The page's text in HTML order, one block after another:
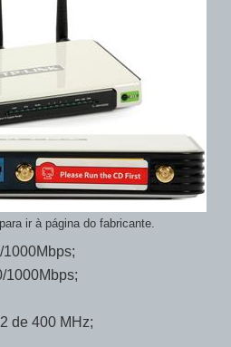
ir à página do fabricante.
1000Mbps;
1000Mbps;
de 400 MHz;